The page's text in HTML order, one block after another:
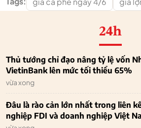
24h
Thủ tướng chỉ đạo nâng tỷ lệ vốn
VietinBank lên mức tối thiểu 65%
vừa xong
Đâu là rào cản lớn nhất trong liên
nghiệp FDI và doanh nghiệp Việt